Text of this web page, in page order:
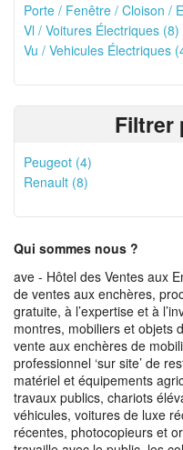
Porte / Fenêtre / Cloison /
Vl / Voitures Électriques (8)
Vu / Vehicules Électriques
Filtrer
Peugeot (4)
Renault (8)
Qui sommes nous ?
ave - Hôtel des Ventes aux
de ventes aux enchères,
gratuite, à l’expertise et à
montres, mobiliers et objets
vente aux enchères de
professionnel ‘sur site’ de
matériel et équipements
travaux publics, chariots
véhicules, voitures de luxe
récentes, photocopieurs et